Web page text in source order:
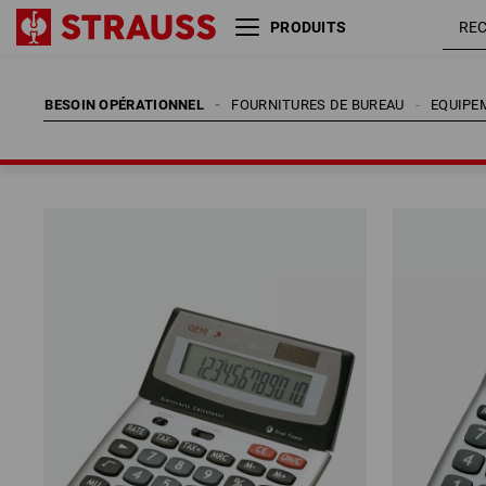
PRODUITS
BESOIN OPÉRATIONNEL FOURNITURES DE BUREAU
BESOIN OPÉRATIONNEL FOURNITURES DE BUREAU